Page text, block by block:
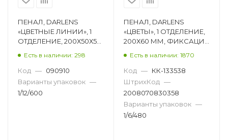
ПЕНАЛ, DARLENS
«ЦВЕТНЫЕ ЛИНИИ», 1
ОТДЕЛЕНИЕ, 200Х50Х50
ПРЯМОУГОЛЬНЫЙ DL-
DRL00761
Есть в наличии: 298
Код — 090910
Варианты упаковок —
1/12/600
ПЕНАЛ, DARLENS
«ЦВЕТЫ», 1 ОТДЕЛЕНИЕ,
200Х60 ММ, ФИКСАЦИЯ
АССОРТИ DL-DRL06632
Есть в наличии: 1870
Код — КК-133538
ШтрихКод —
2008070830358
Варианты упаковок —
1/6/480